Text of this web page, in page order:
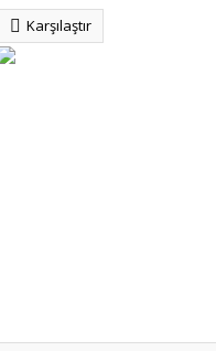
Karşılaştır